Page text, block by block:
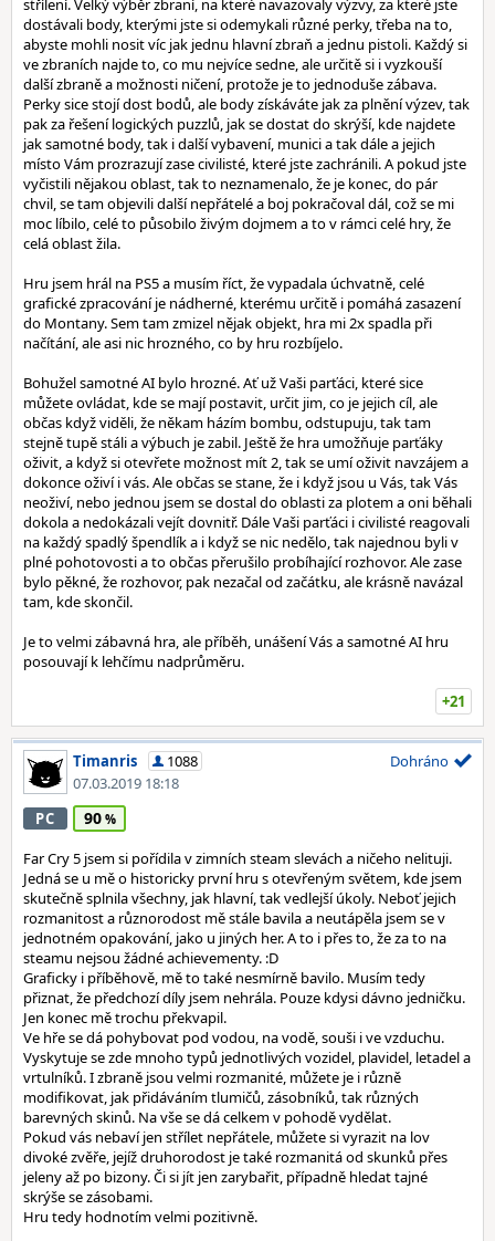
střílení. Velký výběr zbraní, na které navazovaly výzvy, za které jste
dostávali body, kterými jste si odemykali různé perky, třeba na to,
abyste mohli nosit víc jak jednu hlavní zbraň a jednu pistoli. Každý si
ve zbraních najde to, co mu nejvíce sedne, ale určitě si i vyzkouší
další zbraně a možnosti ničení, protože je to jednoduše zábava.
Perky sice stojí dost bodů, ale body získáváte jak za plnění výzev, tak
pak za řešení logických puzzlů, jak se dostat do skrýší, kde najdete
jak samotné body, tak i další vybavení, munici a tak dále a jejich
místo Vám prozrazují zase civilisté, které jste zachránili. A pokud jste
vyčistili nějakou oblast, tak to neznamenalo, že je konec, do pár
chvil, se tam objevili další nepřátelé a boj pokračoval dál, což se mi
moc líbilo, celé to působilo živým dojmem a to v rámci celé hry, že
celá oblast žila.
Hru jsem hrál na PS5 a musím říct, že vypadala úchvatně, celé
grafické zpracování je nádherné, kterému určitě i pomáhá zasazení
do Montany. Sem tam zmizel nějak objekt, hra mi 2x spadla při
načítání, ale asi nic hrozného, co by hru rozbíjelo.
Bohužel samotné AI bylo hrozné. Ať už Vaši parťáci, které sice
můžete ovládat, kde se mají postavit, určit jim, co je jejich cíl, ale
občas když viděli, že někam házím bombu, odstupuju, tak tam
stejně tupě stáli a výbuch je zabil. Ještě že hra umožňuje parťáky
oživit, a když si otevřete možnost mít 2, tak se umí oživit navzájem a
dokonce oživí i vás. Ale občas se stane, že i když jsou u Vás, tak Vás
neoživí, nebo jednou jsem se dostal do oblasti za plotem a oni běhali
dokola a nedokázali vejít dovnitř. Dále Vaši parťáci i civilisté reagovali
na každý spadlý špendlík a i když se nic nedělo, tak najednou byli v
plné pohotovosti a to občas přerušilo probíhající rozhovor. Ale zase
bylo pěkné, že rozhovor, pak nezačal od začátku, ale krásně navázal
tam, kde skončil.
Je to velmi zábavná hra, ale příběh, unášení Vás a samotné AI hru
posouvají k lehčímu nadprůměru.
+21
Timanris
1088
07.03.2019 18:18
Dohráno
PC 90
Far Cry 5 jsem si pořídila v zimních steam slevách a ničeho nelituji.
Jedná se u mě o historicky první hru s otevřeným světem, kde jsem
skutečně splnila všechny, jak hlavní, tak vedlejší úkoly. Neboť jejich
rozmanitost a různorodost mě stále bavila a neutápěla jsem se v
jednotném opakování, jako u jiných her. A to i přes to, že za to na
steamu nejsou žádné achievementy. :D
Graficky i příběhově, mě to také nesmírně bavilo. Musím tedy
přiznat, že předchozí díly jsem nehrála. Pouze kdysi dávno jedničku.
Jen konec mě trochu překvapil.
Ve hře se dá pohybovat pod vodou, na vodě, souši i ve vzduchu.
Vyskytuje se zde mnoho typů jednotlivých vozidel, plavidel, letadel a
vrtulníků. I zbraně jsou velmi rozmanité, můžete je i různě
modifikovat, jak přidáváním tlumičů, zásobníků, tak různých
barevných skinů. Na vše se dá celkem v pohodě vydělat.
Pokud vás nebaví jen střílet nepřátele, můžete si vyrazit na lov
divoké zvěře, jejíž druhorodost je také rozmanitá od skunků přes
jeleny až po bizony. Či si jít jen zarybařit, případně hledat tajné
skrýše se zásobami.
Hru tedy hodnotím velmi pozitivně.